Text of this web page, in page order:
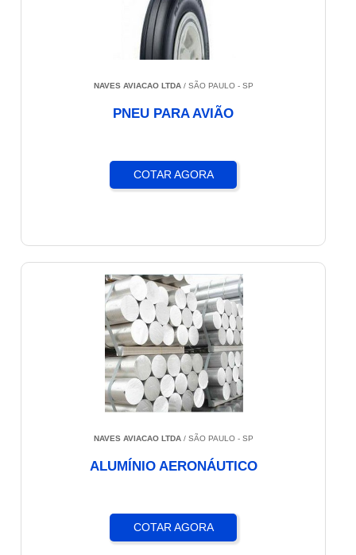
NAVES AVIACAO LTDA/ SÃO PAULO - SP
PNEU PARA AVIÃO
COTAR AGORA
NAVES AVIACAO LTDA/ SÃO PAULO - SP
ALUMÍNIO AERONÁUTICO
COTAR AGORA